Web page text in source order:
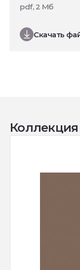
Скачать
pdf, 2 Мб